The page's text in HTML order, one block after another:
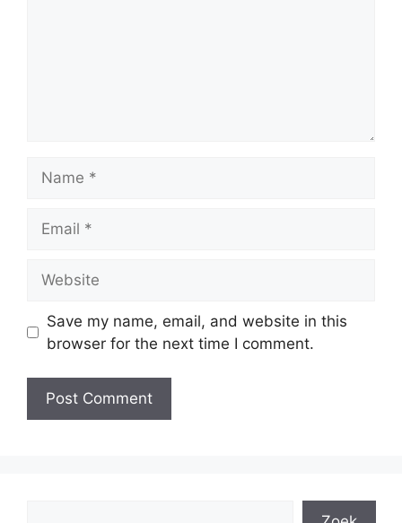
Save my name, email, and website in this
browser for the next time I comment.